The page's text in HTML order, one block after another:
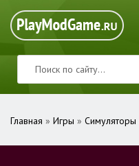
Главная » Игры » Симуляторы